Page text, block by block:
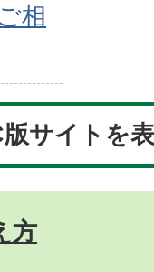
相
サイトを
方